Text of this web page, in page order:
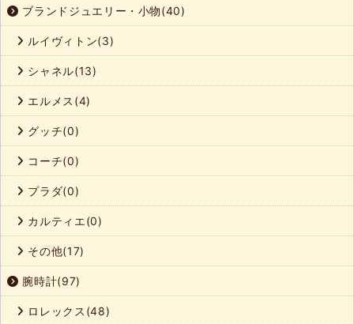
ブランドジュエリー・小物(40)
ルイヴィトン(3)
シャネル(13)
エルメス(4)
グッチ(0)
コーチ(0)
プラダ(0)
カルティエ(0)
その他(17)
腕時計(97)
ロレックス(48)